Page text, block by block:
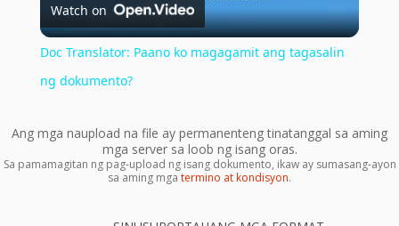
Video
Watch on
Doc Translator: Paano ko magagamit ang tagasalin
ng dokumento?
Ang mga naupload na file ay permanenteng tinatanggal sa aming
mga server sa loob ng isang oras.
Sa pamamagitan ng pag-upload ng isang dokumento, ikaw ay sumasang-ayon
sa aming mga termino at kondisyon.